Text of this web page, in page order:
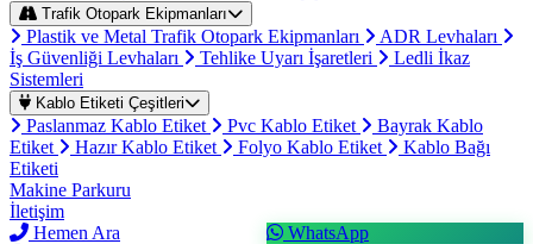
Trafik Otopark Ekipmanları
Plastik ve Metal Trafik Otopark Ekipmanları
ADR Levhaları
İş Güvenliği Levhaları
Tehlike Uyarı İşaretleri
Ledli İkaz
Sistemleri
Kablo Etiketi Çeşitleri
Paslanmaz Kablo Etiket Pvc Kablo Etiket
Bayrak Kablo
Etiket
Hazır Kablo Etiket Folyo Kablo Etiket
Kablo Bağı
Etiketi
Makine Parkuru
İletişim
Hemen Ara
WhatsApp